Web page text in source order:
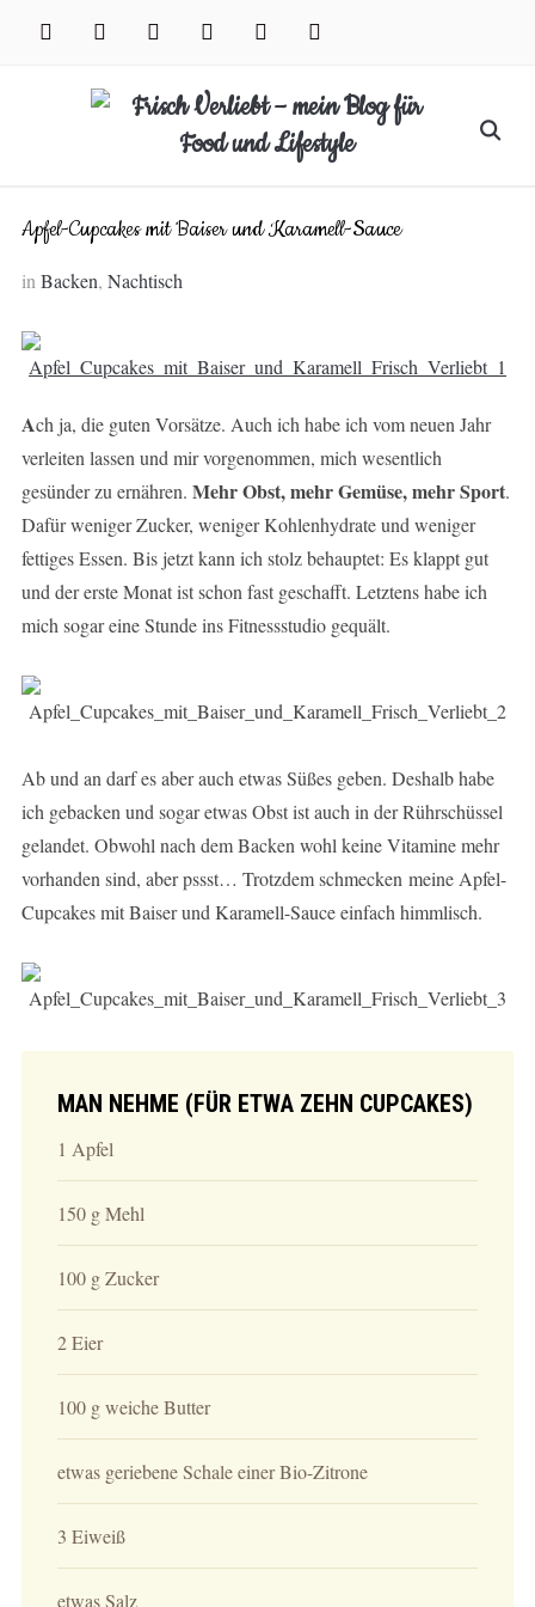
facebook instagram pinterest twitter xing youtube
Search
Apfel-Cupcakes mit Baiser und Karamell-Sauce
in Backen, Nachtisch
Ach ja, die guten Vorsätze. Auch ich habe ich vom neuen Jahr
verleiten lassen und mir vorgenommen, mich wesentlich
gesünder zu ernähren. Mehr Obst, mehr Gemüse, mehr Sport.
Dafür weniger Zucker, weniger Kohlenhydrate und weniger
fettiges Essen. Bis jetzt kann ich stolz behauptet: Es klappt gut
und der erste Monat ist schon fast geschafft. Letztens habe ich
mich sogar eine Stunde ins Fitnessstudio gequält.
Ab und an darf es aber auch etwas Süßes geben. Deshalb habe
ich gebacken und sogar etwas Obst ist auch in der Rührschüssel
gelandet. Obwohl nach dem Backen wohl keine Vitamine mehr
vorhanden sind, aber pssst… Trotzdem schmecken meine Apfel-
Cupcakes mit Baiser und Karamell-Sauce einfach himmlisch.
MAN NEHME (FÜR ETWA ZEHN CUPCAKES)
1 Apfel
150 g Mehl
100 g Zucker
2 Eier
100 g weiche Butter
etwas geriebene Schale einer Bio-Zitrone
3 Eiweiß
etwas Salz